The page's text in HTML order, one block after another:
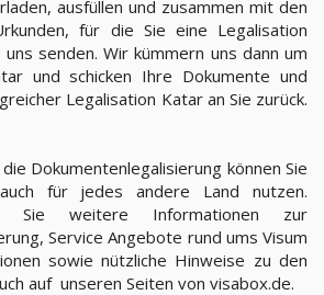
ausfüllen und zusammen mit den
für die Sie eine Legalisation
senden. Wir kümmern uns dann um
und schicken Ihre Dokumente und
Legalisation Katar an Sie zurück.
Dokumentenlegalisierung können Sie
für jedes andere Land nutzen.
Sie weitere Informationen zur
Service Angebote rund ums Visum
sowie nützliche Hinweise zu den
auf unseren Seiten von visabox.de.